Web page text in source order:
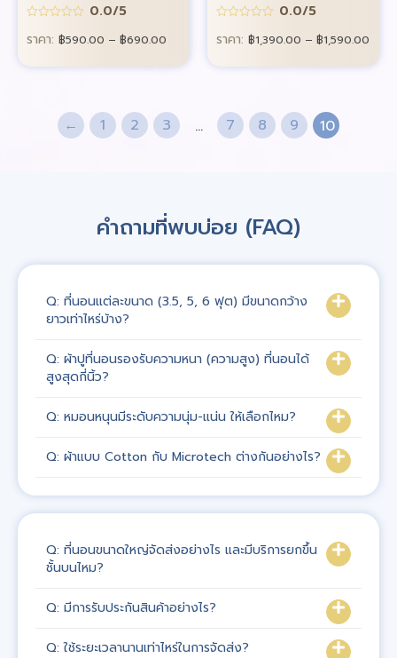
0.0/5
ราคา: ฿590.00 – ฿690.00
0.0/5
ราคา: ฿1,390.00 – ฿1,590.00
← 1 2 3 … 7 8 9 10
คำถามที่พบบ่อย (FAQ)
Q: ที่นอนแต่ละขนาด (3.5, 5, 6 ฟุต) มีขนาดกว้าง
ยาวเท่าไหร่บ้าง?
Q: ผ้าปูที่นอนรองรับความหนา (ความสูง) ที่นอนได้
สูงสุดกี่นิ้ว?
Q: หมอนหนุนมีระดับความนุ่ม-แน่น ให้เลือกไหม?
Q: ผ้าแบบ Cotton กับ Microtech ต่างกันอย่างไร?
Q: ที่นอนขนาดใหญ่จัดส่งอย่างไร และมีบริการยกขึ้น
ชั้นบนไหม?
Q: มีการรับประกันสินค้าอย่างไร?
Q: ใช้ระยะเวลานานเท่าไหร่ในการจัดส่ง?